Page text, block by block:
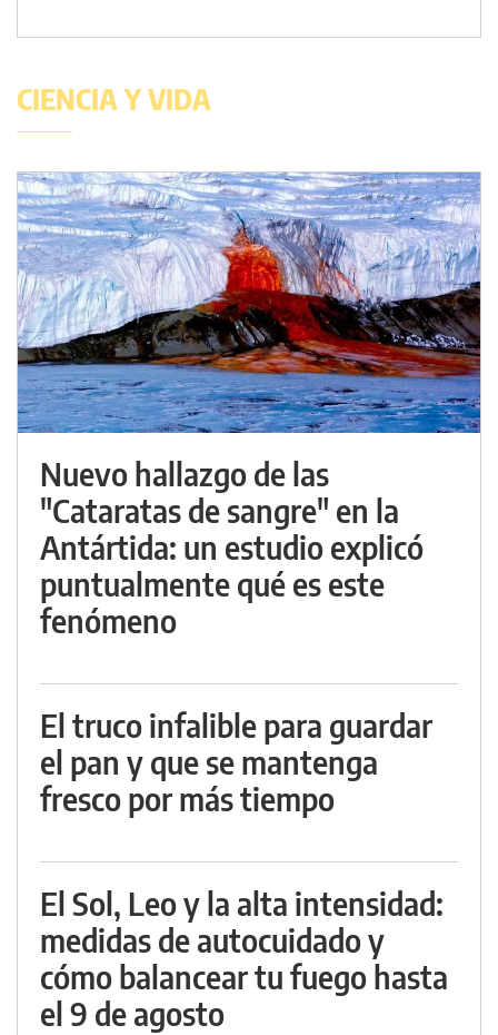
CIENCIA Y VIDA
Nuevo hallazgo de las
"Cataratas de sangre" en la
Antártida: un estudio explicó
puntualmente qué es este
fenómeno
El truco infalible para guardar
el pan y que se mantenga
fresco por más tiempo
El Sol, Leo y la alta intensidad:
medidas de autocuidado y
cómo balancear tu fuego hasta
el 9 de agosto